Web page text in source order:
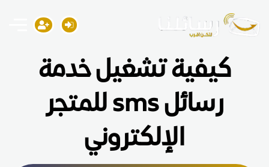
كيفية تشغيل خدمة
رسائل sms للمتجر
الإلكتروني